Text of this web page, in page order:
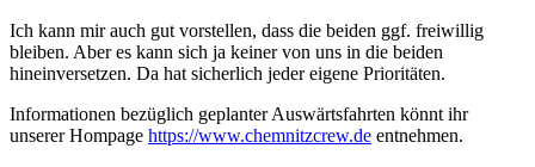
Ich kann mir auch gut vorstellen, dass die beiden ggf. freiwillig
bleiben. Aber es kann sich ja keiner von uns in die beiden
hineinversetzen. Da hat sicherlich jeder eigene Prioritäten.
Informationen bezüglich geplanter Auswärtsfahrten könnt ihr
unserer Hompage https://www.chemnitzcrew.de entnehmen.